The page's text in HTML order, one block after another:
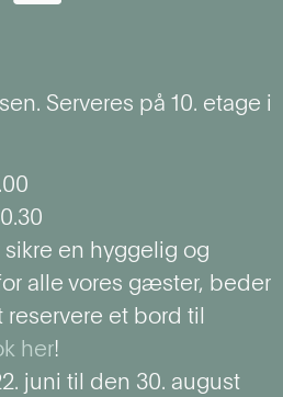
Serveres på 10. etage i
sikre en hyggelig og
alle vores gæster, beder
et bord til
her!
juni til den 30. august